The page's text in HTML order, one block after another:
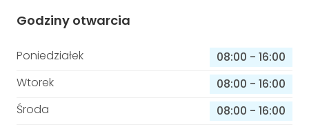
Godziny otwarcia
Poniedziałek 08:00 - 16:00
Wtorek
08:00 - 16:00
Środa
08:00 - 16:00